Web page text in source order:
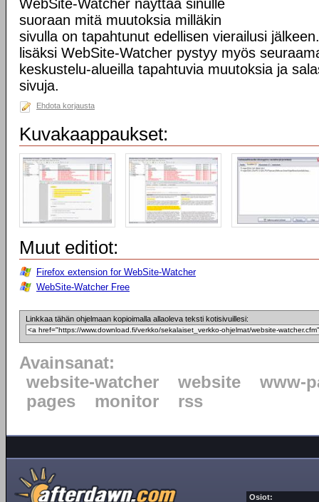
WebSite-Watcher näyttää sinulle
suoraan mitä muutoksia milläkin
sivulla on tapahtunut edellisen vierailusi
lisäksi WebSite-Watcher pystyy myös
keskustelu-alueilla tapahtuvia muutoksia ja
sivuja.
Ehdota korjausta
Kuvakaappaukset:
Muut editiot:
Firefox extension for WebSite-Watcher
WebSite-Watcher Free
Linkkaa tähän ohjelmaan kopioimalla allaoleva teksti kotisivuillesi:
Avainsanat:
website-watcher
website
www-
pages
monitor rss
Osiot: